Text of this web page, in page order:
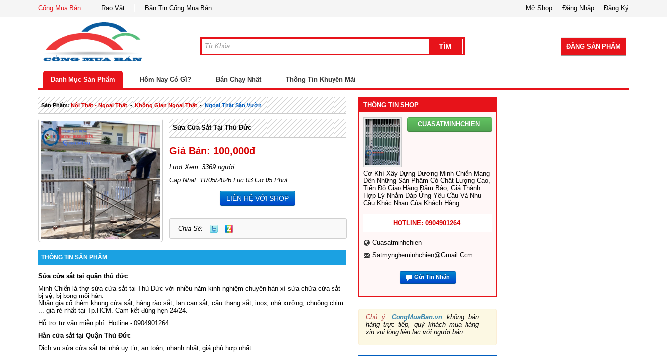
Cổng Mua Bán Rao Vặt Bản Tin Cổng Mua Bán Đăng Ký
Đăng Nhập
Mở Shop
ĐĂNG SẢN PHẨM
Danh Mục Sản Phẩm Hôm Nay Có Gì? Bán Chạy Nhất Thông Tin Khuyến Mãi
Sản Phẩm:Nội Thất - Ngoại Thất-Không Gian Ngoại Thất-Ngoại Thất Sân Vườn
Sửa Cửa Sắt Tại Thủ Đức
Giá Bán: 100,000đ
Lượt Xem: 3369 người
Cập Nhật: 11/05/2026 Lúc 03 Gờ 05 Phút
LIÊN HỆ VỚI SHOP
Chia Sẽ:
THÔNG TIN SẢN PHẨM
Sửa cửa sắt tại quận thủ đức
Minh Chiến là thợ sửa cửa sắt tại Thủ Đức với nhiều năm kinh nghiệm chuyên hàn xì sửa chữa cửa sắt
bị sệ, bị bong mối hàn.
Nhận gia cố thêm khung cửa sắt, hàng rào sắt, lan can sắt, cầu thang sắt, inox, nhà xưởng, chuồng chim
... giá rẻ nhất tại Tp.HCM. Cam kết đúng hẹn 24/24.
Hỗ trợ tư vấn miễn phí: Hotline - 0904901264
Hàn cửa sắt tại Quận Thủ Đức
Dịch vụ sửa cửa sắt tại nhà uy tín, an toàn, nhanh nhất, giá phù hợp nhất.
THÔNG TIN SHOP
CUASATMINHCHIEN
Cơ Khí Xây Dựng Dương Minh Chiến Mang
Đến Những Sản Phẩm Có Chất Lượng Cao,
Tiến Độ Giao Hàng Đảm Bảo, Giá Thành
Hợp Lý Nhằm Đáp Ứng Yêu Cầu Và Nhu
Cầu Khác Nhau Của Khách Hàng.
HOTLINE: 0904901264
Cuasatminhchien
Satmyngheminhchien@gmail.com
Gửi Tin Nhắn
Chú ý: CongMuaBan.vn không bán
hàng trực tiếp, quý khách mua hàng
xin vui lòng liên lạc với người bán.